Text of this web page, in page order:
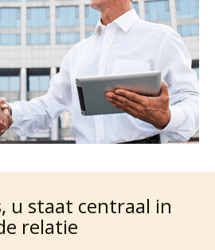
, u staat centraal in
relatie